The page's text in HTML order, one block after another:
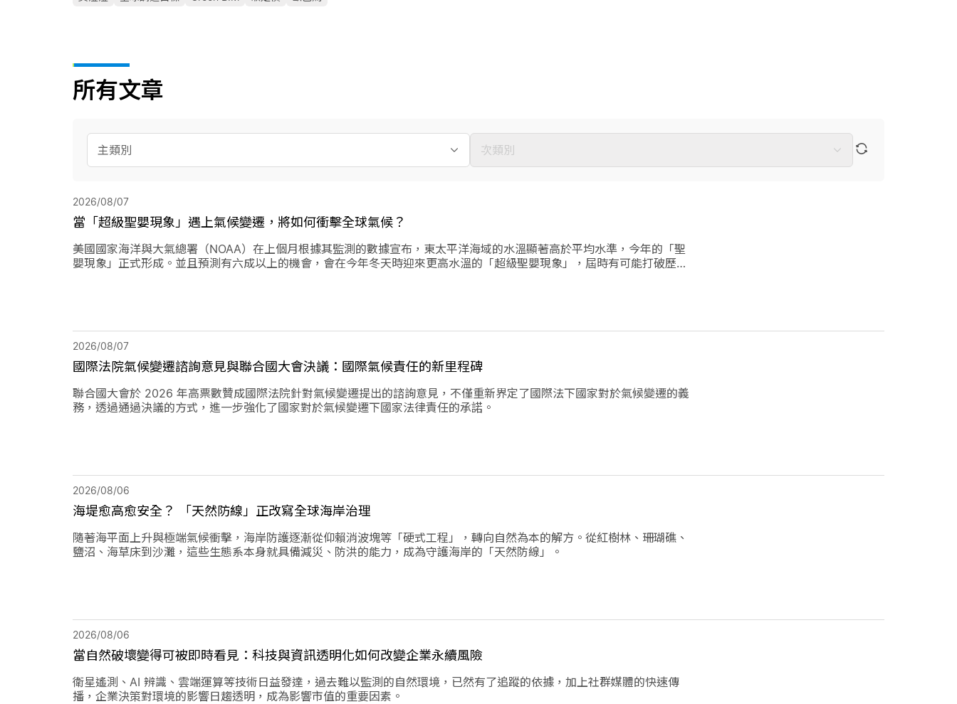
所有文章
主類別 次類別
當「超級聖嬰現象」遇上氣候變遷，將如何衝擊全球氣候？
2026/08/07
美國國家海洋與大氣總署（NOAA）在上個月根據其監測的數據宣布，東太平洋海域的水溫顯著高於平均水準，今年的「聖
嬰現象」正式形成。並且預測有六成以上的機會，會在今年冬天時迎來更高水溫的「超級聖嬰現象」，屆時有可能打破歷史
國際法院氣候變遷諮詢意見與聯合國大會決議：國際氣候責任的新里程碑
2026/08/07
聯合國大會於 2026 年高票數贊成國際法院針對氣候變遷提出的諮詢意見，不僅重新界定了國際法下國家對於氣候變遷的義
務，透過通過決議的方式，進一步強化了國家對於氣候變遷下國家法律責任的承諾。
海堤愈高愈安全？ 「天然防線」正改寫全球海岸治理
2026/08/06
隨著海平面上升與極端氣候衝擊，海岸防護逐漸從仰賴消波塊等「硬式工程」，轉向自然為本的解方。從紅樹林、珊瑚礁、
鹽沼、海草床到沙灘，這些生態系本身就具備減災、防洪的能力，成為守護海岸的「天然防線」。
當自然破壞變得可被即時看見：科技與資訊透明化如何改變企業永續風險
2026/08/06
衛星遙測、AI 辨識、雲端運算等技術日益發達，過去難以監測的自然環境，已然有了追蹤的依據，加上社群媒體的快速傳
播，企業決策對環境的影響日趨透明，成為影響市值的重要因素。